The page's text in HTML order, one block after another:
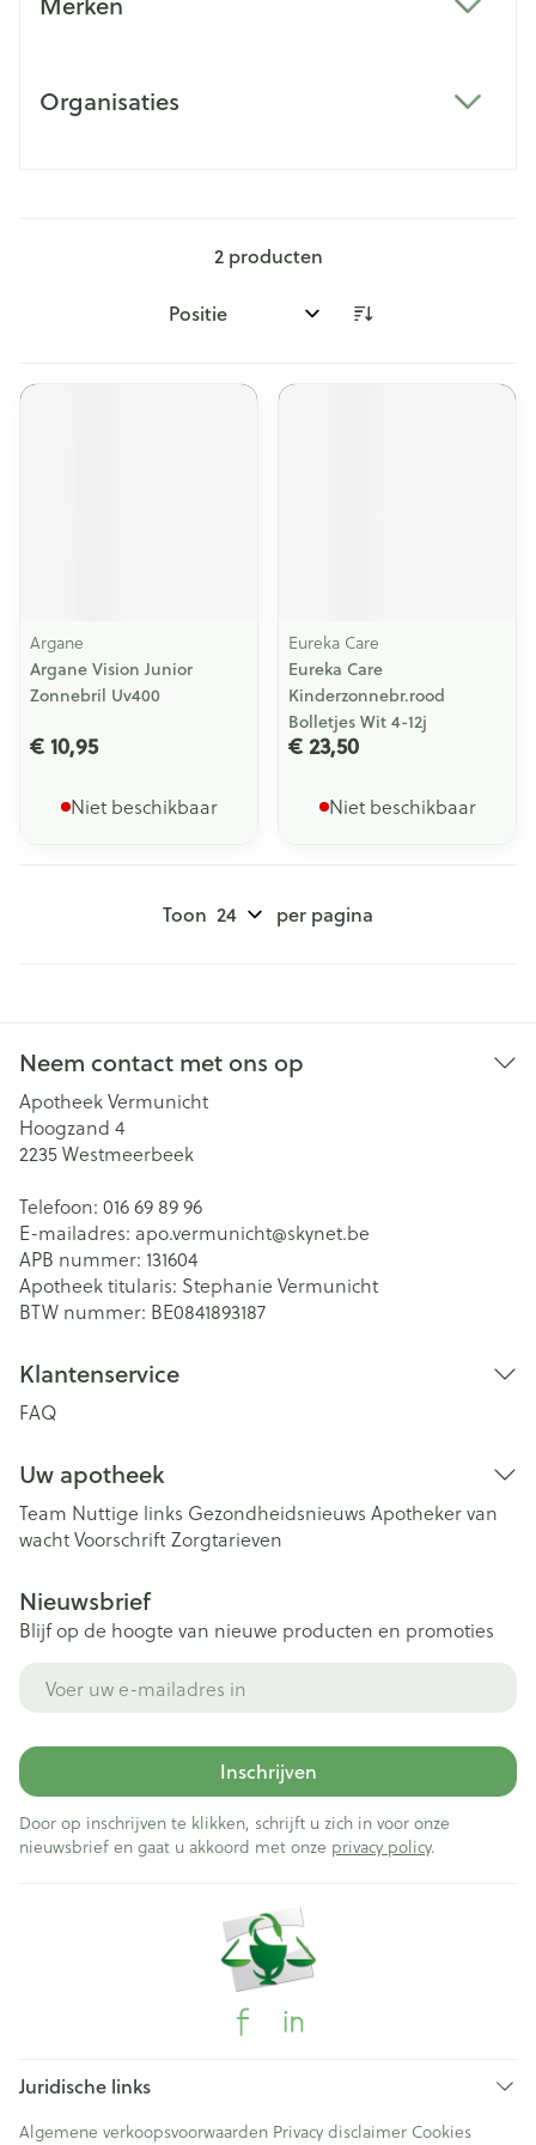
Organisaties
2producten
Sorteer op:
Argane
Argane Vision Junior
Zonnebril Uv400
€ 10,95
Niet beschikbaar
Eureka Care
Eureka Care
Kinderzonnebr.rood
Bolletjes Wit 4-12j
€ 23,50
Niet beschikbaar
Toon per pagina
Neem contact met ons op
Apotheek Vermunicht
Hoogzand 4
2235Westmeerbeek
Telefoon: 016 69 89 96
E-mailadres: apo.vermunicht@skynet.be
APB nummer: 131604
Apotheek titularis: Stephanie Vermunicht
BTW nummer: BE0841893187
Klantenservice
FAQ
Uw apotheek
Team Nuttige links Gezondheidsnieuws Apotheker van
wachtVoorschriftZorgtarieven
Nieuwsbrief
Blijf op de hoogte van nieuwe producten en promoties
Inschrijven
Door op inschrijven te klikken, schrijft u zich in voor onze
nieuwsbrief en gaat u akkoord met onze privacy policy.
Juridische links
Algemene verkoopsvoorwaarden Privacy disclaimer Cookies